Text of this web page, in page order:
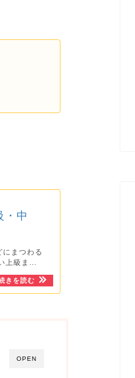
・中
まつわる
上級ま...
OPEN